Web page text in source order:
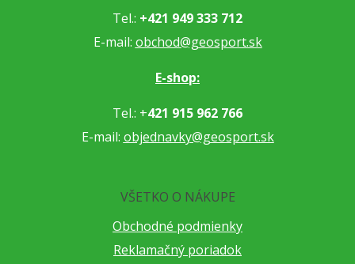
Tel.: +421 949 333 712
E-mail: obchod@geosport.sk
E-shop:
Tel.: +421 915 962 766
E-mail: objednavky@geosport.sk
VŠETKO O NÁKUPE
Obchodné podmienky
Reklamačný poriadok